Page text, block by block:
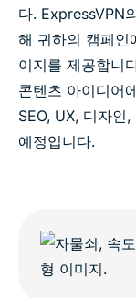
다. ExpressVPN
해 귀하의 캠페인
이지를 제공합니
콘텐츠 아이디어
SEO, UX, 디자인
예정입니다.